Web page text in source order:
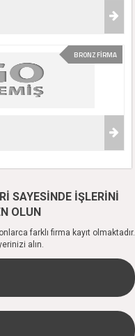
BRONZ FİRMA
SAYESİNDE İŞLERİNİ
OLUN
farklı firma kayıt olmaktadır.
alın.